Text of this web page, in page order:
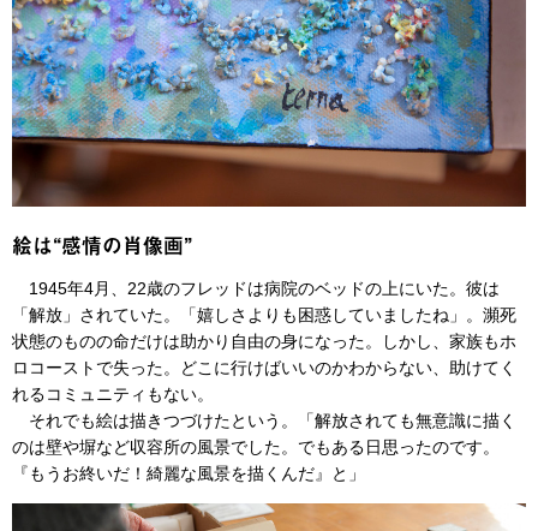
絵は“感情の肖像画”
1945年4月、22歳のフレッドは病院のベッドの上にいた。彼は
「解放」されていた。「嬉しさよりも困惑していましたね」。瀕死
状態のものの命だけは助かり自由の身になった。しかし、家族もホ
ロコーストで失った。どこに行けばいいのかわからない、助けてく
れるコミュニティもない。
それでも絵は描きつづけたという。「解放されても無意識に描く
のは壁や塀など収容所の風景でした。でもある日思ったのです。
『もうお終いだ！綺麗な風景を描くんだ』と」